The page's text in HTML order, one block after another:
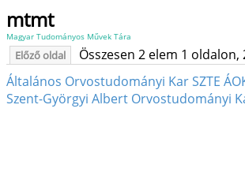
mtmt
Magyar Tudományos Művek Tára
Előző oldal
Összesen 2 elem 1
Általános Orvostudományi Kar SZTE
Szent-Györgyi Albert Orvostudományi